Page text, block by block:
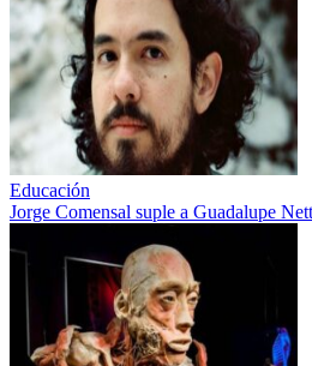
Educación
Jorge Comensal suple a Guadalupe